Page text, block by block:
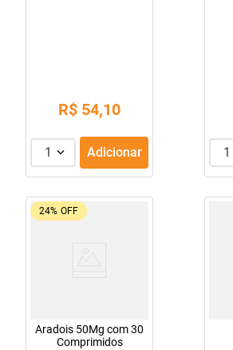
R$ 54,10
1 Adicionar 1
24% OFF
Aradois 50Mg com 30
Comprimidos